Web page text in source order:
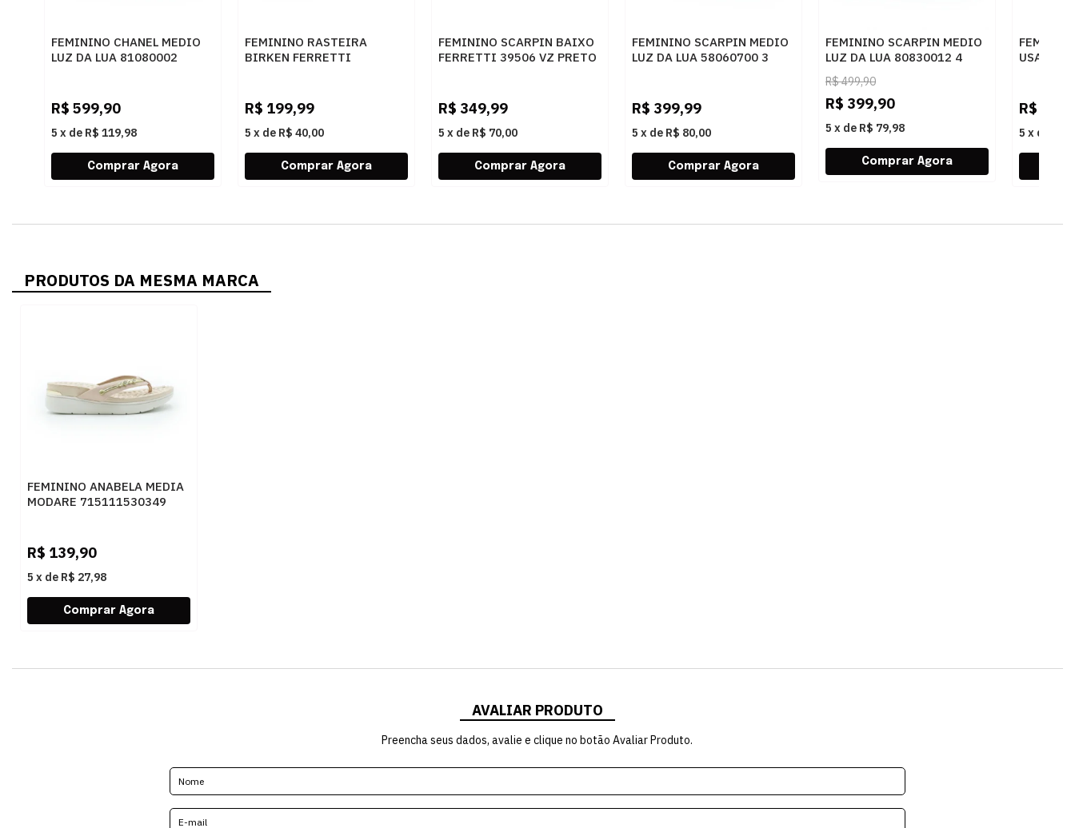
FEMININO CHANEL MEDIO
LUZ DA LUA 81080002
R$ 599,90
5 x de R$ 119,98
FEMININO RASTEIRA
BIRKEN FERRETTI
R$ 199,99
5 x de R$ 40,00
FEMININO SCARPIN BAIXO
FERRETTI 39506 VZ PRETO
R$ 349,99
5 x de R$ 70,00
FEMININO SCARPIN MEDIO
LUZ DA LUA 58060700 3
R$ 399,99
5 x de R$ 80,00
FEMININO SCARPIN MEDIO
LUZ DA LUA 80830012 4
PRETO
R$499,90
R$ 399,90
5 x de R$ 79,98
R$
5 x de
PRODUTOS DA MESMA MARCA
FEMININO ANABELA MEDIA
MODARE 715111530349
R$ 139,90
5 x de R$ 27,98
AVALIAR PRODUTO
Preencha seus dados, avalie e clique no botão Avaliar Produto.